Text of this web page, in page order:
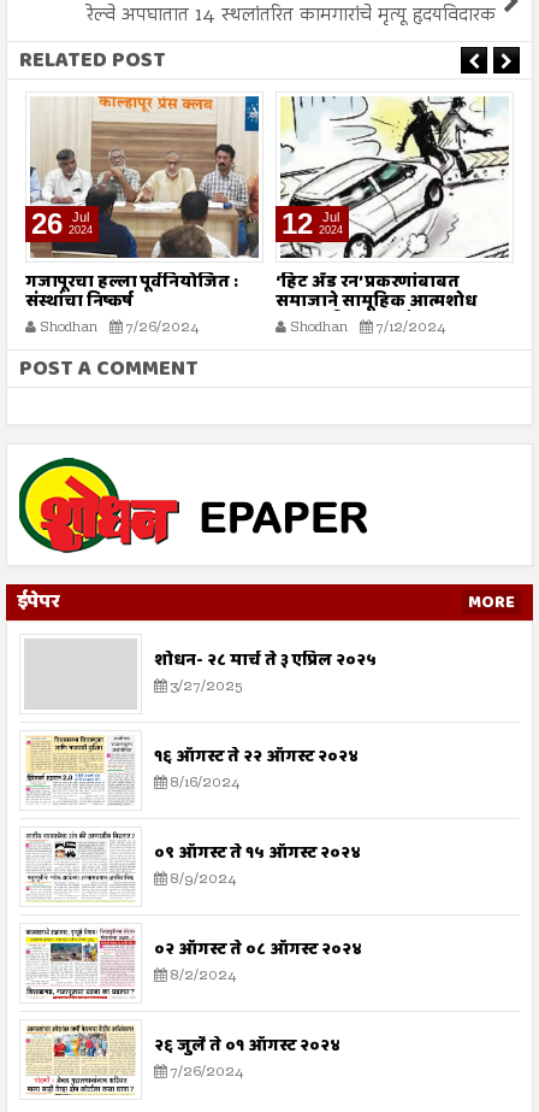
रेल्वे अपघातात 14 स्थलांतरित कामगारांचे मृत्यू हृदयविदारक
RELATED POST
26 Jul
2024
गजापूरचा हल्ला पूर्वनियोजित :
संस्थांचा निष्कर्ष
Shodhan 7/26/2024
12 Jul
2024
‘हिट अँड रन’ प्रकरणांबाबत
समाजाने सामूहिक आत्मशोध
करण्याची गरज - मौलाना
इलियास खान फलाही
Shodhan 7/12/2024
POST A COMMENT
ईपेपर MORE
शोधन- २८ मार्च ते ३ एप्रिल २०२५
3/27/2025
१६ ऑगस्ट ते २२ ऑगस्ट २०२४
8/16/2024
०९ ऑगस्ट ते १५ ऑगस्ट २०२४
8/9/2024
०२ ऑगस्ट ते ०८ ऑगस्ट २०२४
8/2/2024
२६ जुलै ते ०१ ऑगस्ट २०२४
7/26/2024